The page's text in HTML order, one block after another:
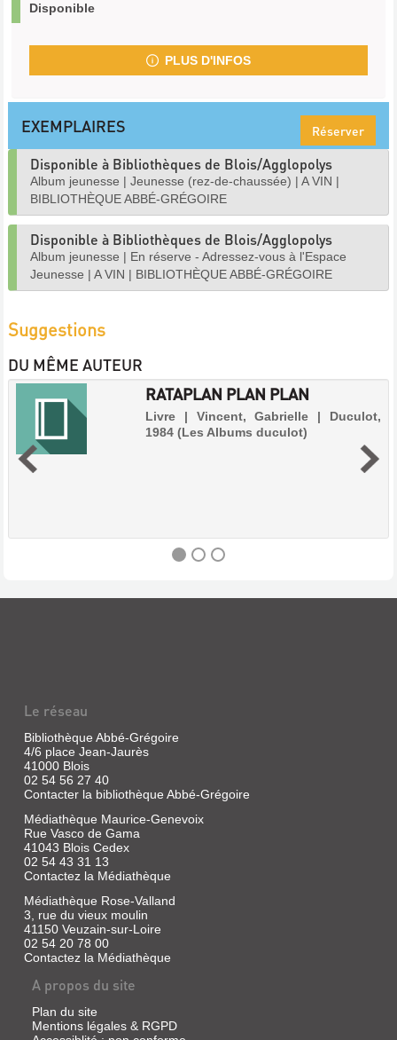
Disponible
PLUS D'INFOS
EXEMPLAIRES Réserver
Disponible à Bibliothèques de Blois/Agglopolys
Album jeunesse | Jeunesse (rez-de-chaussée) | A VIN |
BIBLIOTHÈQUE ABBÉ-GRÉGOIRE
Disponible à Bibliothèques de Blois/Agglopolys
Album jeunesse | En réserve - Adressez-vous à l'Espace
Jeunesse | A VIN | BIBLIOTHÈQUE ABBÉ-GRÉGOIRE
Suggestions
DU MÊME AUTEUR
RATAPLAN PLAN PLAN
Livre | Vincent, Gabrielle | Duculot,
1984 (Les Albums duculot)
Vincent,
Duculot,
1984
(Les
duculot)
PATCHWORK
Livre
Vincent,
Gabrielle
Duculot,
1982
Le réseau
Bibliothèque Abbé-Grégoire
4/6 place Jean-Jaurès
41000 Blois
02 54 56 27 40
Contacter la bibliothèque Abbé-Grégoire
Médiathèque Maurice-Genevoix
Rue Vasco de Gama
41043 Blois Cedex
02 54 43 31 13
Contactez la Médiathèque
Médiathèque Rose-Valland
3, rue du vieux moulin
41150 Veuzain-sur-Loire
02 54 20 78 00
Contactez la Médiathèque
A propos du site
Plan du site
Mentions légales & RGPD